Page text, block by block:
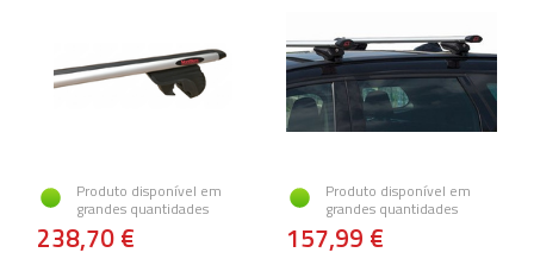
Produto disponível em
grandes quantidades
238,70 €
Produto disponível em
grandes quantidades
157,99 €